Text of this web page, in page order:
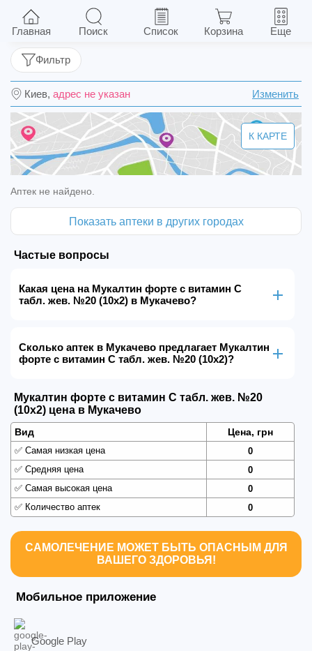
Мукалтин форте с витамин С табл. жев. №20
(10х2)
Киев, адрес не указан Изменить
Фильтр
К КАРТЕ
Аптек не найдено.
Показать аптеки в других городах
Частые вопросы
Какая цена на Мукалтин форте с витамин С
табл. жев. №20 (10х2) в Мукачево?
Сколько аптек в Мукачево предлагает Мукалтин
форте с витамин С табл. жев. №20 (10х2)?
Мукалтин форте с витамин С табл. жев. №20
(10х2) цена в Мукачево
Вид Цена, грн
✅ Самая низкая цена
0
✅ Средняя цена
0
✅ Самая высокая цена
0
✅ Количество аптек 0
САМОЛЕЧЕНИЕ МОЖЕТ БЫТЬ ОПАСНЫМ ДЛЯ
ВАШЕГО ЗДОРОВЬЯ!
Мобильное приложение
Google Play
Главная Поиск Список Корзина Еще